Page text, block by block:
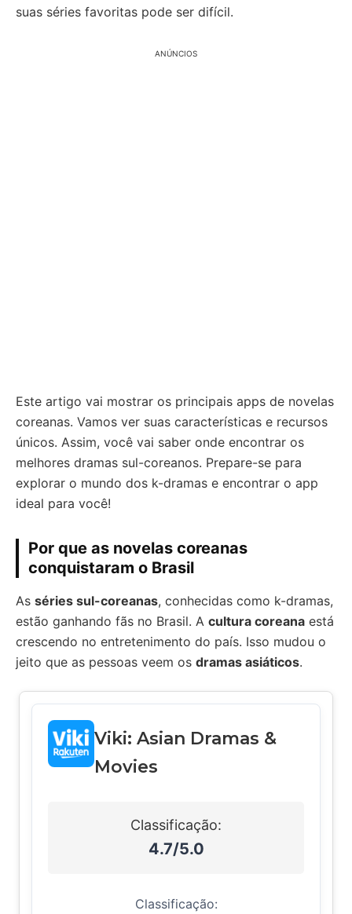
suas séries favoritas pode ser difícil.
ANÚNCIOS
Este artigo vai mostrar os principais apps de novelas
coreanas. Vamos ver suas características e recursos
únicos. Assim, você vai saber onde encontrar os
melhores dramas sul-coreanos. Prepare-se para
explorar o mundo dos k-dramas e encontrar o app
ideal para você!
Por que as novelas coreanas
conquistaram o Brasil
As séries sul-coreanas, conhecidas como k-dramas,
estão ganhando fãs no Brasil. A cultura coreana está
crescendo no entretenimento do país. Isso mudou o
jeito que as pessoas veem os dramas asiáticos.
Viki: Asian Dramas &
Movies
Classificação:
4.7/5.0
Classificação: